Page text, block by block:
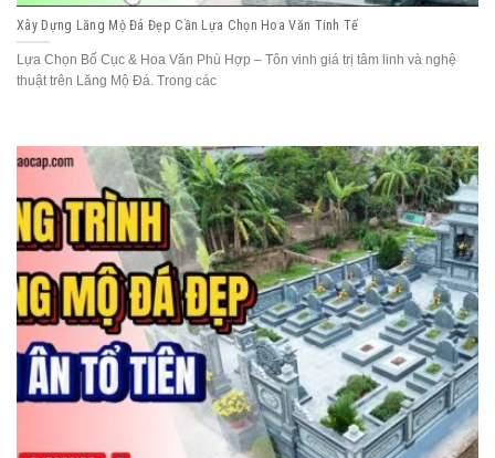
Xây Dựng Lăng Mộ Đá Đẹp Cần Lựa Chọn Hoa Văn Tinh Tế
Lựa Chọn Bố Cục & Hoa Văn Phù Hợp – Tôn vinh giá trị tâm linh và nghệ
thuật trên Lăng Mộ Đá. Trong các